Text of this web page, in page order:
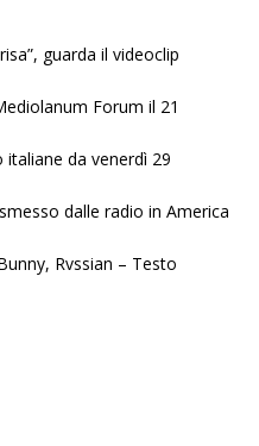
guarda il videoclip
Forum il 21
italiane da venerdì 29
dalle radio in America
Rvssian – Testo